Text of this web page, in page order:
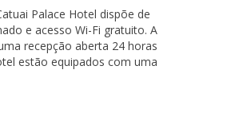
Palace Hotel dispõe de
e acesso Wi-Fi gratuito. A
recepção aberta 24 horas